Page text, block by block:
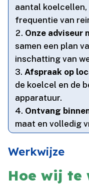
aantal
frequentie van
Onze adviseur
samen een plan
inschatting van
Afspraak op
de koelcel en de
apparatuur.​
Ontvang
maat en volledig
Werkwijze
Hoe wij te